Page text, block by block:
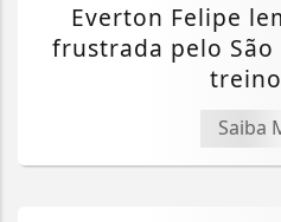
Everton Felipe
frustrada pelo São
Saiba